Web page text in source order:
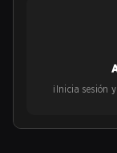
¡Inicia sesión